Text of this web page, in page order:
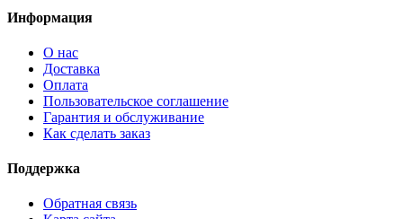
Информация
О нас
Доставка
Оплата
Пользовательское соглашение
Гарантия и обслуживание
Как сделать заказ
Поддержка
Обратная связь